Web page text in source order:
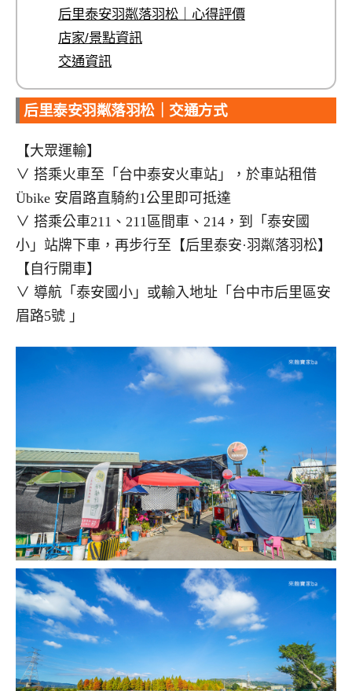
后里泰安羽粼落羽松｜心得評價
店家/景點資訊
交通資訊
后里泰安羽粼落羽松｜交通方式
【大眾運輸】
∨ 搭乘火車至「台中泰安火車站」，於車站租借
Übike 安眉路直騎約1公里即可抵達
∨ 搭乘公車211、211區間車、214，到「泰安國
小」站牌下車，再步行至【后里泰安·羽粼落羽松】
【自行開車】
∨ 導航「泰安國小」或輸入地址「台中市后里區安
眉路5號 」